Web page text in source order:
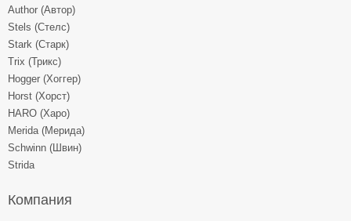
Author (Автор)
Stels (Стелс)
Stark (Старк)
Trix (Трикс)
Hogger (Хоггер)
Horst (Хорст)
HARO (Харо)
Merida (Мерида)
Schwinn (Швин)
Strida
Компания